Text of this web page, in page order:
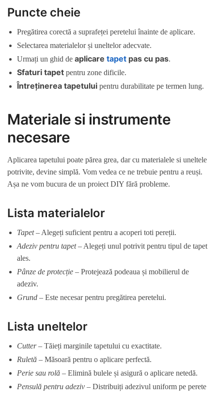
Puncte cheie
Pregătirea corectă a suprafeței peretelui înainte de aplicare.
Selectarea materialelor și uneltelor adecvate.
Urmați un ghid de aplicare tapet pas cu pas.
Sfaturi tapet pentru zone dificile.
Întreținerea tapetului pentru durabilitate pe termen lung.
Materiale si instrumente
necesare
Aplicarea tapetului poate părea grea, dar cu materialele si uneltele
potrivite, devine simplă. Vom vedea ce ne trebuie pentru a reuși.
Așa ne vom bucura de un proiect DIY fără probleme.
Lista materialelor
Tapet– Alegeți suficient pentru a acoperi toti pereții.
Adeziv pentru tapet– Alegeți unul potrivit pentru tipul de tapet
ales.
Pânze de protecție – Protejează podeaua și mobilierul de
adeziv.
Grund – Este necesar pentru pregătirea peretelui.
Lista uneltelor
Cutter– Tăieți marginile tapetului cu exactitate.
Ruletă – Măsoară pentru o aplicare perfectă.
Perie sau rolă – Elimină bulele și asigură o aplicare netedă.
Pensulă pentru adeziv – Distribuiți adezivul uniform pe perete